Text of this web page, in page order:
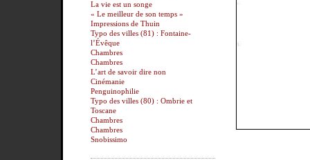
La vie est un songe
« Le meilleur de son temps »
Impressions de Thuin
Typo des villes (81) : Fontaine-
l’Évêque
Chambres
Chambres
L’art de savoir dire non
Cinémanie
Penguinophilie
Typo des villes (80) : Ombrie et
Toscane
Chambres
Chambres
Snobissimo